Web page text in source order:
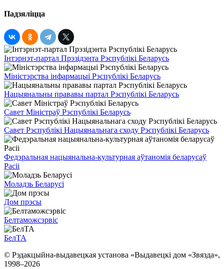
Падзяліцца
Інтэрнэт-партал Прэзідэнта Рэспублікі Беларусь
Міністэрства інфармацыі Рэспублікі Беларусь
Нацыянальны прававы партал Рэспублікі Беларусь
Савет Міністраў Рэспублікі Беларусь
Савет Рэспублікі Нацыянальнага сходу Рэспублікі Беларусь
Федэральная нацыянальна-культурная аўтаномія беларусаў
Расіі
Моладзь Беларусі
Дом прэсы
Белтаможсэрвіс
БелТА
© Рэдакцыйна-выдавецкая установа «Выдавецкі дом «Звязда»,
1998–2026